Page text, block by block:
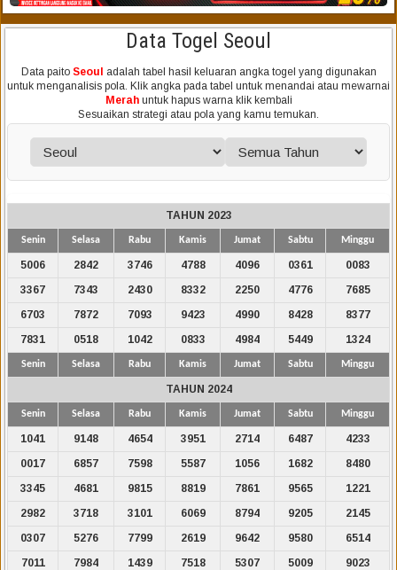
Data Togel Seoul
Data paito Seoul adalah tabel hasil keluaran angka togel yang digunakan
untuk menganalisis pola. Klik angka pada tabel untuk menandai atau mewarnai
Merahuntuk hapus warna klik kembali
Sesuaikan strategi atau pola yang kamu temukan.
TAHUN 2023
Senin Selasa Rabu Kamis Jumat Sabtu Minggu
5006 2842 3746 4788 4096 0361
0083
3367
7343 2430 8332 2250 4776
7685
6703
7872 7093 9423 4990 8428
8377
7831
0518 1042 0833 4984 5449 1324
Senin Selasa Rabu Kamis Jumat Sabtu Minggu
TAHUN 2024
Senin Selasa Rabu Kamis Jumat Sabtu Minggu
1041 9148 4654 3951 2714 6487
4233
0017
6857 7598 5587 1056 1682
8480
3345
4681 9815 8819 7861 9565
1221
2982
3718 3101 6069 8794 9205
2145
0307
5276 7799 2619 9642 9580
6514
7011
7984 1439 7518 5307 5009
9023